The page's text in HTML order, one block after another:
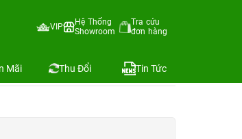
VIP
Hệ Thống
Showroom
Tra cứu
đơn hàng
Mãi Thu Đổi Tin Tức